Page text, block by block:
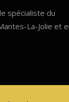
spécialiste du
La-Jolie et